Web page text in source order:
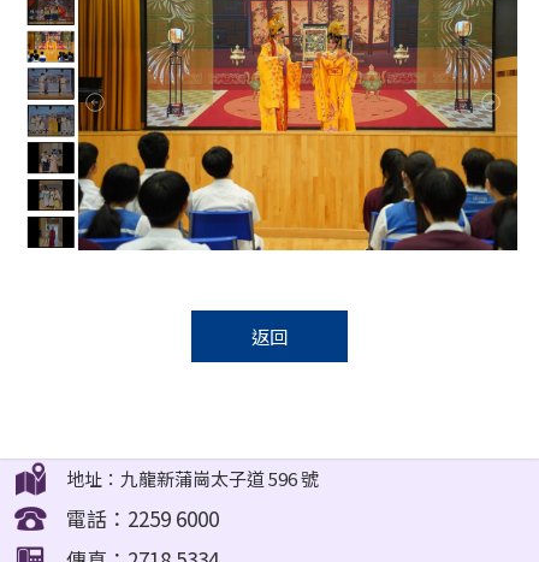
返回
地址：九龍新蒲崗太子道 596 號
電話：2259 6000